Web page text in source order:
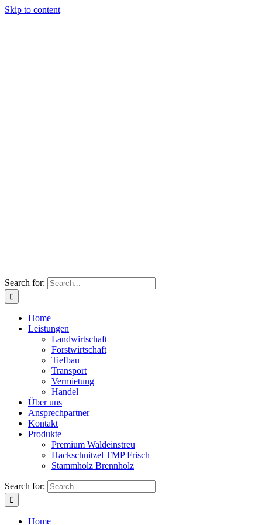
Skip to content
Search for:
Home
Leistungen
Landwirtschaft
Forstwirtschaft
Tiefbau
Transport
Vermietung
Handel
Über uns
Ansprechpartner
Kontakt
Produkte
Premium Waldeinstreu
Hackschnitzel TMP Frisch
Stammholz Brennholz
Search for:
Home